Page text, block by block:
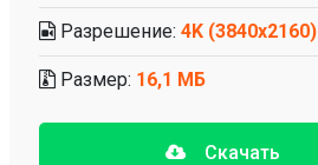
Разрешение: 4K (3840x2160)
Размер: 16,1 МБ
Скачать